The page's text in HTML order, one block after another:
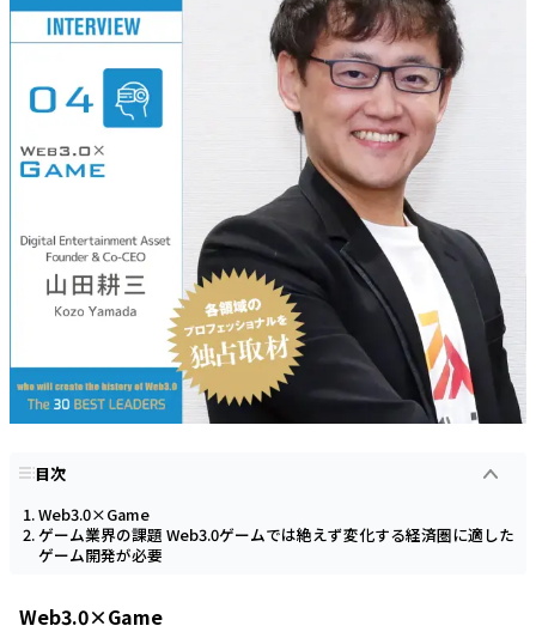
目次
Web3.0×Game
ゲーム業界の課題 Web3.0ゲームでは絶えず変化する経済圏に適した
ゲーム開発が必要
Web3.0×Game